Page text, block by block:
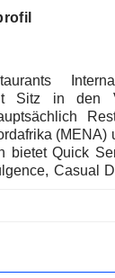
Sitz in den
(MENA)
bietet Quick
Casual
hat etwa